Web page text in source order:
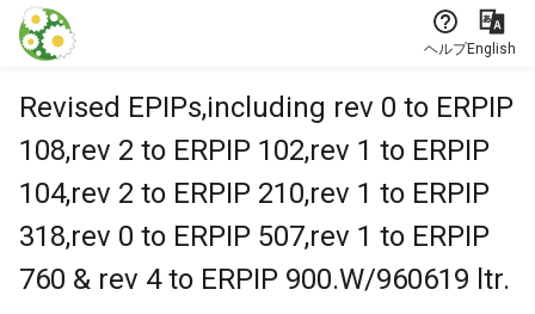
本文に飛ぶ
ヘルプEnglish
Revised EPIPs,including rev 0 to ERPIP
108,rev 2 to ERPIP 102,rev 1 to ERPIP
104,rev 2 to ERPIP 210,rev 1 to ERPIP
318,rev 0 to ERPIP 507,rev 1 to ERPIP
760 & rev 4 to ERPIP 900.W/960619 ltr.